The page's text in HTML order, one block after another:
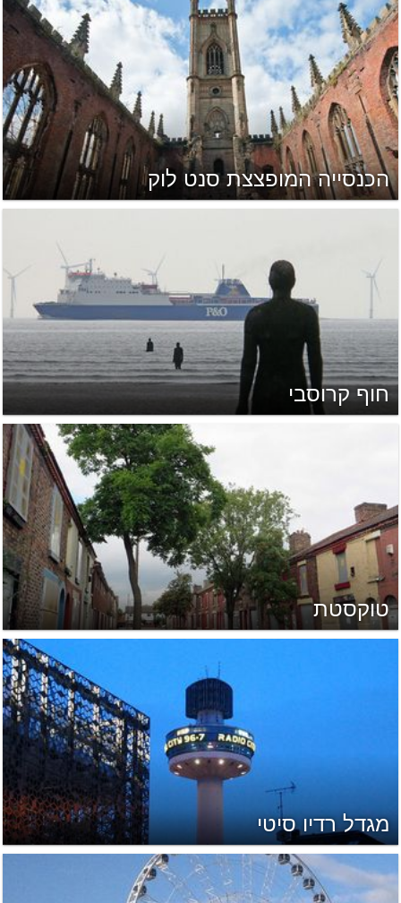
הכנסייה המופצצת סנט לוק
חוף קרוסבי
טוקסטת
מגדל רדיו סיטי